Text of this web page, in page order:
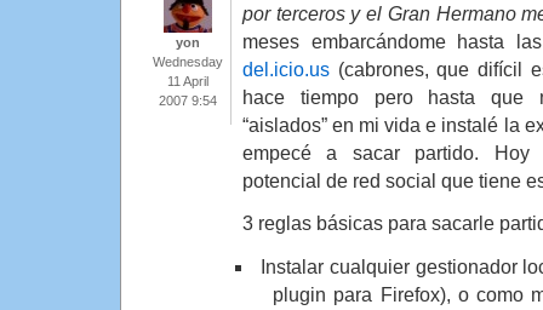
yon
Wednesday
11 April
2007 9:54
por terceros y el Gran Hermano
meses embarcándome hasta
del.icio.us (cabrones, que difícil
hace tiempo pero hasta que
“aislados” en mi vida e instalé la
empecé a sacar partido.
potencial de red social que tiene
3 reglas básicas para sacarle
Instalar cualquier gestionador
plugin para Firefox), o como